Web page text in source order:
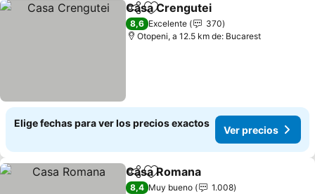
CompartirAgregar a favoritos
Casa Crengutei
8,6 Excelente
370
Otopeni, a 12.5 km de: Bucarest
Elige fechas para ver los precios exactos
Ver precios
CompartirAgregar a favoritos
Casa Romana
8,4 Muy bueno
1.008